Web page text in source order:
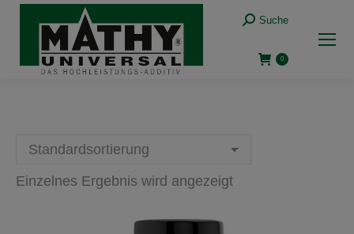
Suche:
Suche
0
Einzelnes Ergebnis wird angezeigt